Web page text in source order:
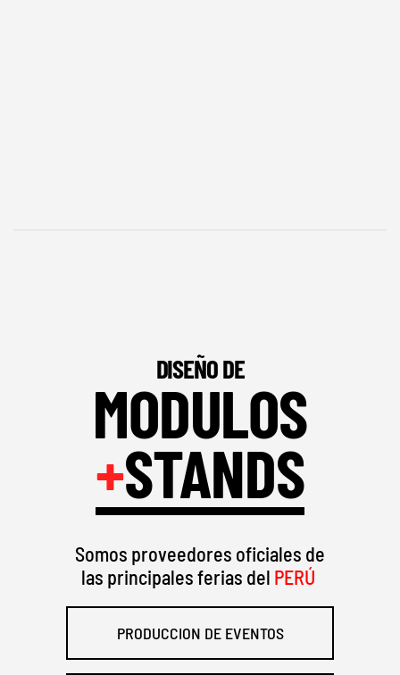
DISEÑO DE
MODULOS
+STANDS
Somos proveedores oficiales de
las principales ferias del PERÚ
PRODUCCION DE EVENTOS